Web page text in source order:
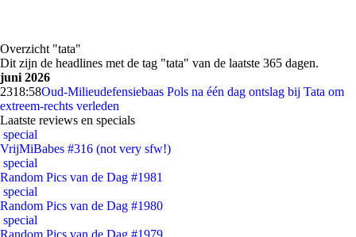
Overzicht "tata"
Dit zijn de headlines met de tag "tata" van de laatste 365 dagen.
juni 2026
2318:58Oud-Milieudefensiebaas Pols na één dag ontslag bij Tata om
extreem-rechts verleden
Laatste reviews en specials
special
VrijMiBabes #316 (not very sfw!)
special
Random Pics van de Dag #1981
special
Random Pics van de Dag #1980
special
Random Pics van de Dag #1979